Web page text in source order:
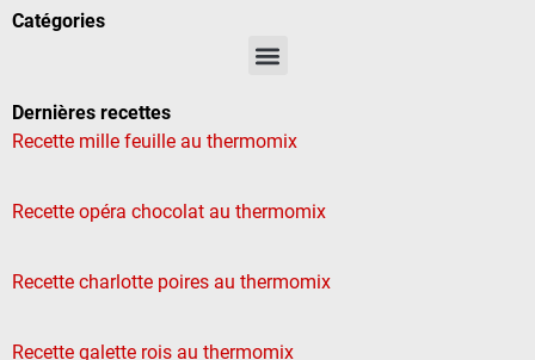
Catégories
Dernières recettes
Recette mille feuille au thermomix
Recette opéra chocolat au thermomix
Recette charlotte poires au thermomix
Recette galette rois au thermomix